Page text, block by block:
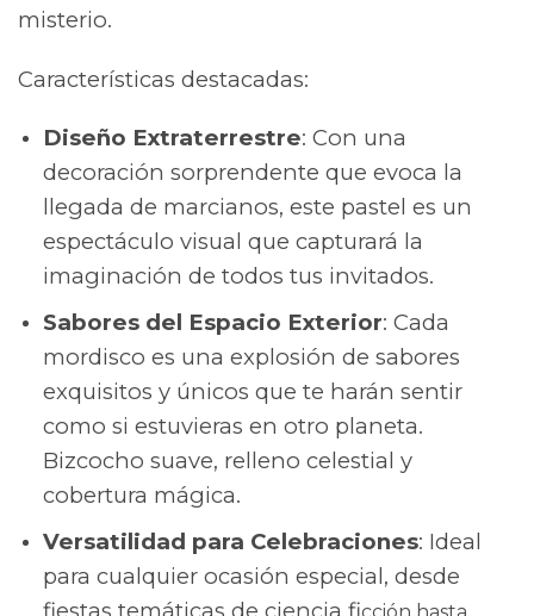
misterio.
Características destacadas:
Diseño Extraterrestre: Con una
decoración sorprendente que evoca la
llegada de marcianos, este pastel es un
espectáculo visual que capturará la
imaginación de todos tus invitados.
Sabores del Espacio Exterior: Cada
mordisco es una explosión de sabores
exquisitos y únicos que te harán sentir
como si estuvieras en otro planeta.
Bizcocho suave, relleno celestial y
cobertura mágica.
Versatilidad para Celebraciones: Ideal
para cualquier ocasión especial, desde
fiestas temáticas de ciencia ficción hasta